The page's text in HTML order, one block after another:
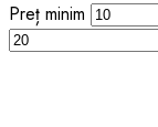
Preț minim